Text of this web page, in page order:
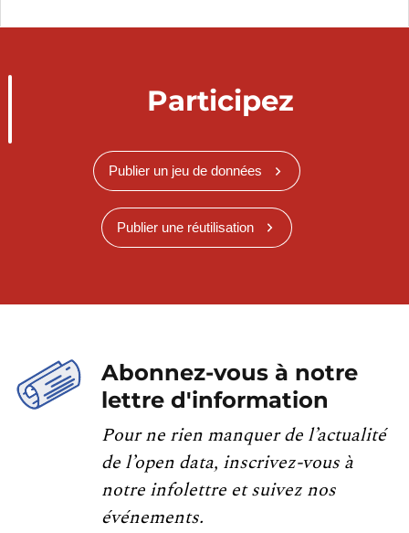
Participez
Publier un jeu de données
Publier une réutilisation
Abonnez-vous à notre
lettre d'information
Pour ne rien manquer de l’actualité
de l’open data, inscrivez-vous à
notre infolettre et suivez nos
événements.